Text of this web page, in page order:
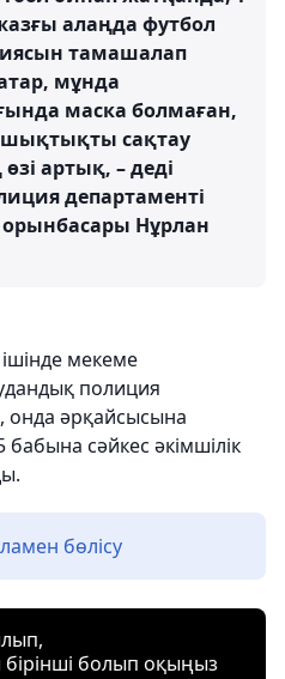
алаңда футбол
тамашалап
мұнда
маска болмаған,
сақтау
артық, – деді
департаменті
Нұрлан
мекеме
полиция
онда әрқайсысына
сәйкес әкімшілік
бөлісу
болып оқыңыз